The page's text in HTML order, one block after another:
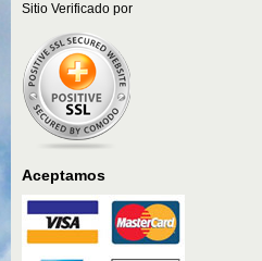
Sitio Verificado por
Aceptamos